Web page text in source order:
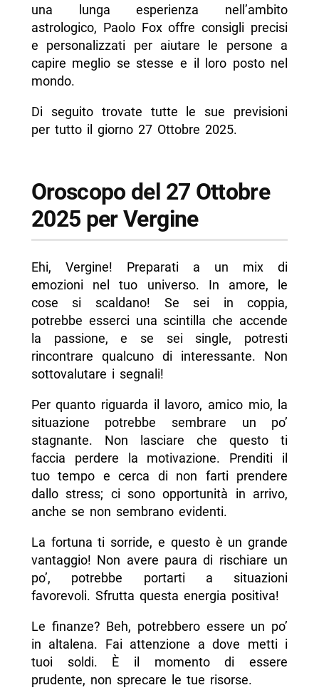
una lunga esperienza nell’ambito
astrologico, Paolo Fox offre consigli precisi
e personalizzati per aiutare le persone a
capire meglio se stesse e il loro posto nel
mondo.
Di seguito trovate tutte le sue previsioni
per tutto il giorno 27 Ottobre 2025.
Oroscopo del 27 Ottobre
2025 per Vergine
Ehi, Vergine! Preparati a un mix di
emozioni nel tuo universo. In amore, le
cose si scaldano! Se sei in coppia,
potrebbe esserci una scintilla che accende
la passione, e se sei single, potresti
rincontrare qualcuno di interessante. Non
sottovalutare i segnali!
Per quanto riguarda il lavoro, amico mio, la
situazione potrebbe sembrare un po’
stagnante. Non lasciare che questo ti
faccia perdere la motivazione. Prenditi il
tuo tempo e cerca di non farti prendere
dallo stress; ci sono opportunità in arrivo,
anche se non sembrano evidenti.
La fortuna ti sorride, e questo è un grande
vantaggio! Non avere paura di rischiare un
po’, potrebbe portarti a situazioni
favorevoli. Sfrutta questa energia positiva!
Le finanze? Beh, potrebbero essere un po’
in altalena. Fai attenzione a dove metti i
tuoi soldi. È il momento di essere
prudente, non sprecare le tue risorse.